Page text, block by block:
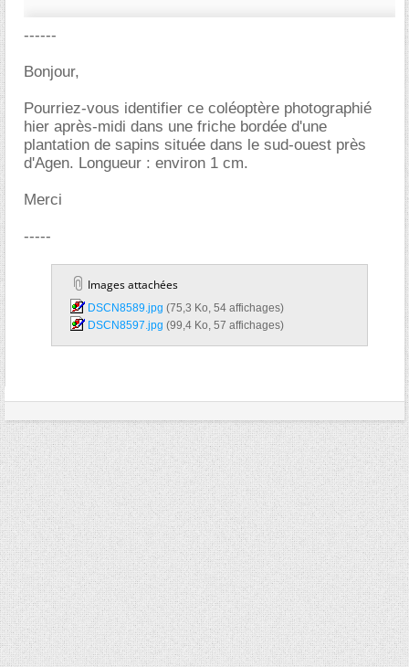
------
Bonjour,
Pourriez-vous identifier ce coléoptère photographié
hier après-midi dans une friche bordée d'une
plantation de sapins située dans le sud-ouest près
d'Agen. Longueur : environ 1 cm.
Merci
-----
Images attachées
DSCN8589.jpg‎ (75,3 Ko, 54 affichages)
DSCN8597.jpg‎ (99,4 Ko, 57 affichages)